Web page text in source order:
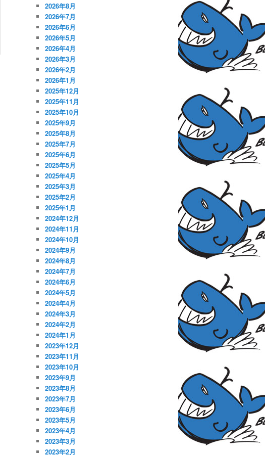
2026年8月
2026年7月
2026年6月
2026年5月
2026年4月
2026年3月
2026年2月
2026年1月
2025年12月
2025年11月
2025年10月
2025年9月
2025年8月
2025年7月
2025年6月
2025年5月
2025年4月
2025年3月
2025年2月
2025年1月
2024年12月
2024年11月
2024年10月
2024年9月
2024年8月
2024年7月
2024年6月
2024年5月
2024年4月
2024年3月
2024年2月
2024年1月
2023年12月
2023年11月
2023年10月
2023年9月
2023年8月
2023年7月
2023年6月
2023年5月
2023年4月
2023年3月
2023年2月